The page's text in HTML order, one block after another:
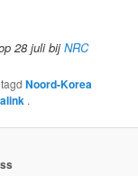
28 juli bijNRC
Noord-Korea
.